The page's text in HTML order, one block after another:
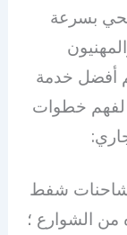
بسرعة
أفضل خدمة
لفهم خطوات
شاحنات شفط
من الشوارع ؛